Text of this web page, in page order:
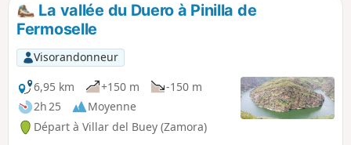
La vallée du Duero à Pinilla de
Fermoselle
Visorandonneur
6,95 km
+150 m
-150 m
2h 25
Moyenne
Départ à Villar del Buey (Zamora)